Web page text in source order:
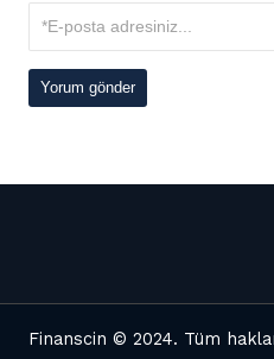
Finanscin © 2024. Tüm